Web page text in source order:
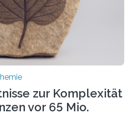
2025 in der
zur Komplexität
vor 65 Mio.